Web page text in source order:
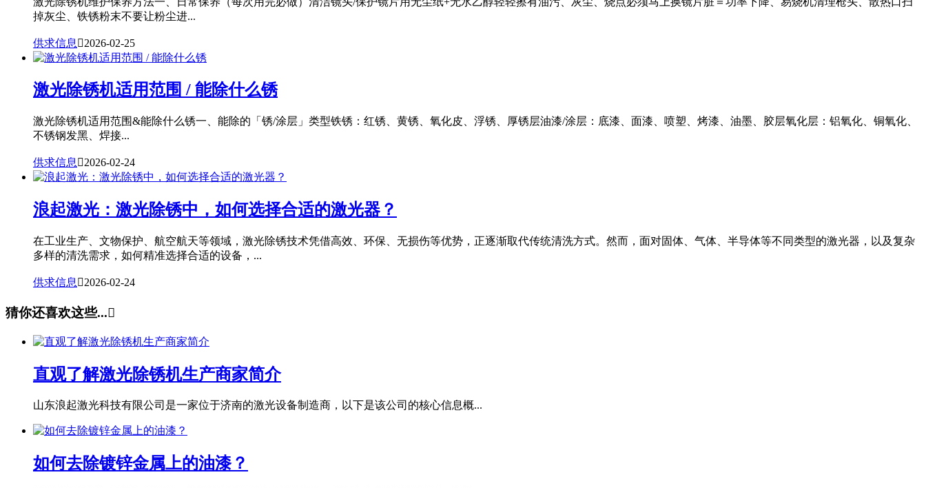
掉灰尘、铁锈粉末不要让粉尘进...
供求信息 2026-02-25
激光除锈机适用范围 / 能除什么锈
激光除锈机适用范围&能除什么锈一、能除的「锈/涂层」类型铁锈：红锈、黄锈、氧化皮、浮锈、厚锈层油漆/涂层：底漆、面漆、喷塑、烤漆、油墨、胶层氧化层：铝氧化、铜氧化、
不锈钢发黑、焊接...
供求信息 2026-02-24
浪起激光：激光除锈中，如何选择合适的激光器？
在工业生产、文物保护、航空航天等领域，激光除锈技术凭借高效、环保、无损伤等优势，正逐渐取代传统清洗方式。然而，面对固体、气体、半导体等不同类型的激光器，以及复杂
多样的清洗需求，如何精准选择合适的设备，...
供求信息 2026-02-24
猜你还喜欢这些...
直观了解激光除锈机生产商家简介
山东浪起激光科技有限公司是一家位于济南的激光设备制造商，以下是该公司的核心信息概...
如何去除镀锌金属上的油漆？